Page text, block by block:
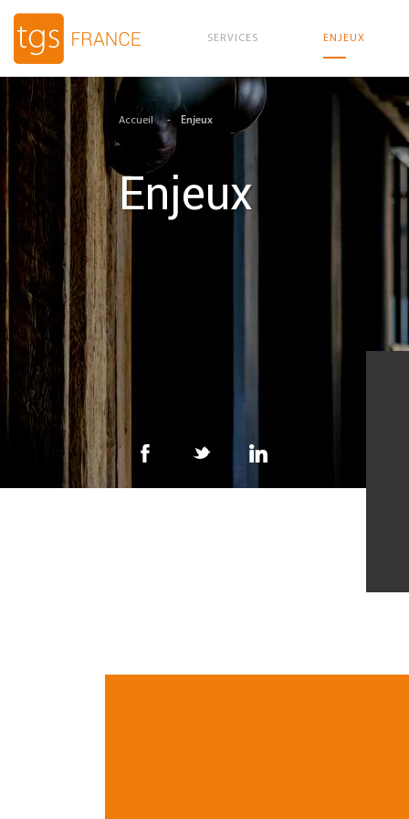
Aller au contenu principal
SERVICES ENJEUX
Accueil Enjeux
Enjeux